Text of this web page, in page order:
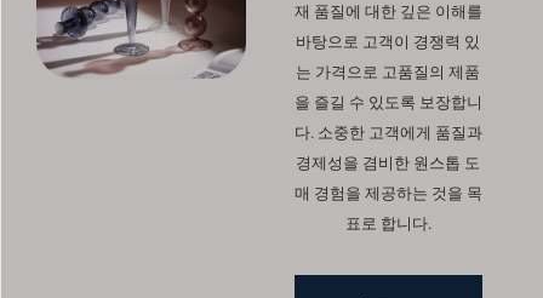
재 품질에 대한 깊은 이해를
바탕으로 고객이 경쟁력 있
는 가격으로 고품질의 제품
을 즐길 수 있도록 보장합니
다. 소중한 고객에게 품질과
경제성을 겸비한 원스톱 도
매 경험을 제공하는 것을 목
표로 합니다.